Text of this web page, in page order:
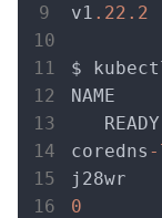
v1 .22 .2
$
READY
coredns -
0